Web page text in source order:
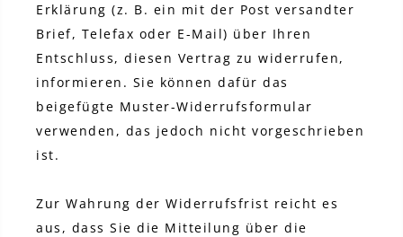
Erklärung (z. B. ein mit der Post versandter
Brief, Telefax oder E-Mail) über Ihren
Entschluss, diesen Vertrag zu widerrufen,
informieren. Sie können dafür das
beigefügte Muster-Widerrufsformular
verwenden, das jedoch nicht vorgeschrieben
ist.
Zur Wahrung der Widerrufsfrist reicht es
aus, dass Sie die Mitteilung über die